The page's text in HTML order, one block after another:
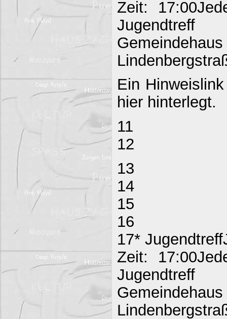
Zeit:
Jugendtreff
Ein
hier hinterlegt.
11
12
13
14
15
16
17*
Zeit:
Jugendtreff